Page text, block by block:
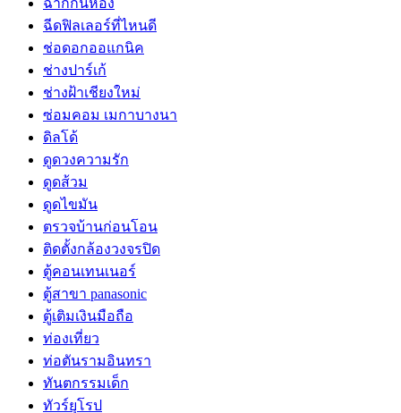
ฉีดฟิลเลอร์ที่ไหนดี
ช่อดอกออแกนิค
ช่างปาร์เก้
ช่างฝ้าเชียงใหม่
ซ่อมคอม เมกาบางนา
ดิลโด้
ดูดวงความรัก
ดูดส้วม
ดูดไขมัน
ตรวจบ้านก่อนโอน
ติดตั้งกล้องวงจรปิด
ตู้คอนเทนเนอร์
ตู้สาขา panasonic
ตู้เติมเงินมือถือ
ท่องเที่ยว
ท่อตันรามอินทรา
ทันตกรรมเด็ก
ทัวร์ยุโรป